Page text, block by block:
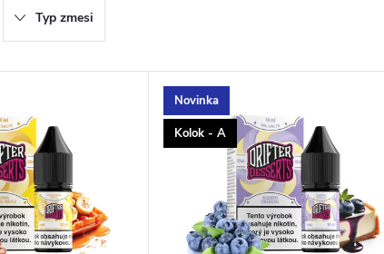
Typ zmesi
Novinka
Kolok - A